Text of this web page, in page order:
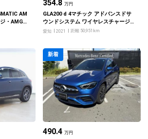
AM
・AMGア
354.8 万円
GLA200 d 4マチック アドバンスドサ
ウンドシステム ワイヤレスチャージン
グ レザーエクスクルーシブパッケージ
愛知 2021 距離 50,951km
新着
490.4 万円